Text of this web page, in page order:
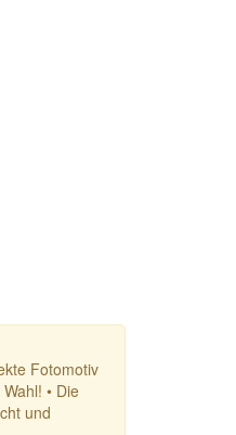
Fotomotiv
• Die
und